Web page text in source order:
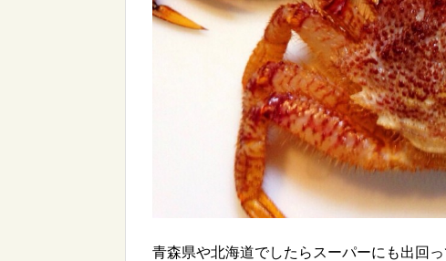
青森県や北海道でしたらスーパーにも出回